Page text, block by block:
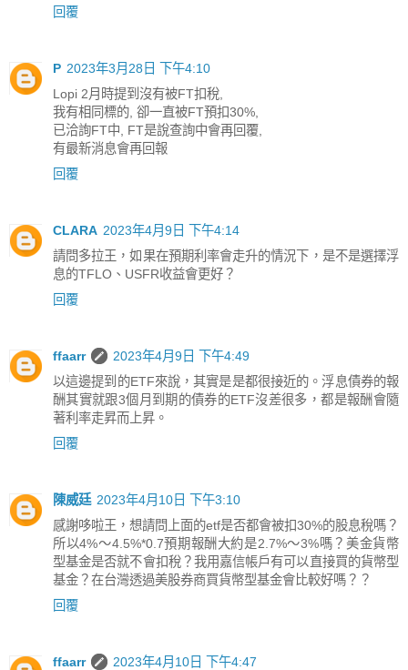
回覆
P 2023年3月28日 下午4:10
Lopi 2月時提到沒有被FT扣稅,
我有相同標的, 卻一直被FT預扣30%,
已洽詢FT中, FT是說查詢中會再回覆,
有最新消息會再回報
回覆
CLARA 2023年4月9日 下午4:14
請問多拉王，如果在預期利率會走升的情況下，是不是選擇浮
息的TFLO、USFR收益會更好？
回覆
ffaarr
2023年4月9日 下午4:49
以這邊提到的ETF來說，其實是是都很接近的。浮息債券的報
酬其實就跟3個月到期的債券的ETF沒差很多，都是報酬會隨
著利率走昇而上昇。
回覆
陳威廷 2023年4月10日 下午3:10
感謝哆啦王，想請問上面的etf是否都會被扣30%的股息稅嗎？
所以4%～4.5%*0.7預期報酬大約是2.7%～3%嗎？美金貨幣
型基金是否就不會扣稅？我用嘉信帳戶有可以直接買的貨幣型
基金？在台灣透過美股券商買貨幣型基金會比較好嗎？？
回覆
ffaarr
2023年4月10日 下午4:47